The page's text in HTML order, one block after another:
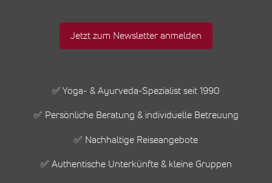
Jetzt zum Newsletter anmelden
✅ Yoga- & Ayurveda-Spezialist seit 1990
✅ Persönliche Beratung & individuelle Betreuung
✅ Nachhaltige Reiseangebote
✅ Authentische Unterkünfte & kleine Gruppen